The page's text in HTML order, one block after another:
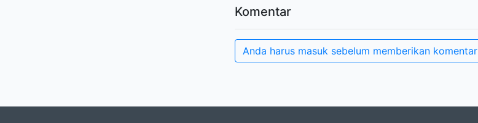
Komentar
Anda harus masuk sebelum memberikan komentar